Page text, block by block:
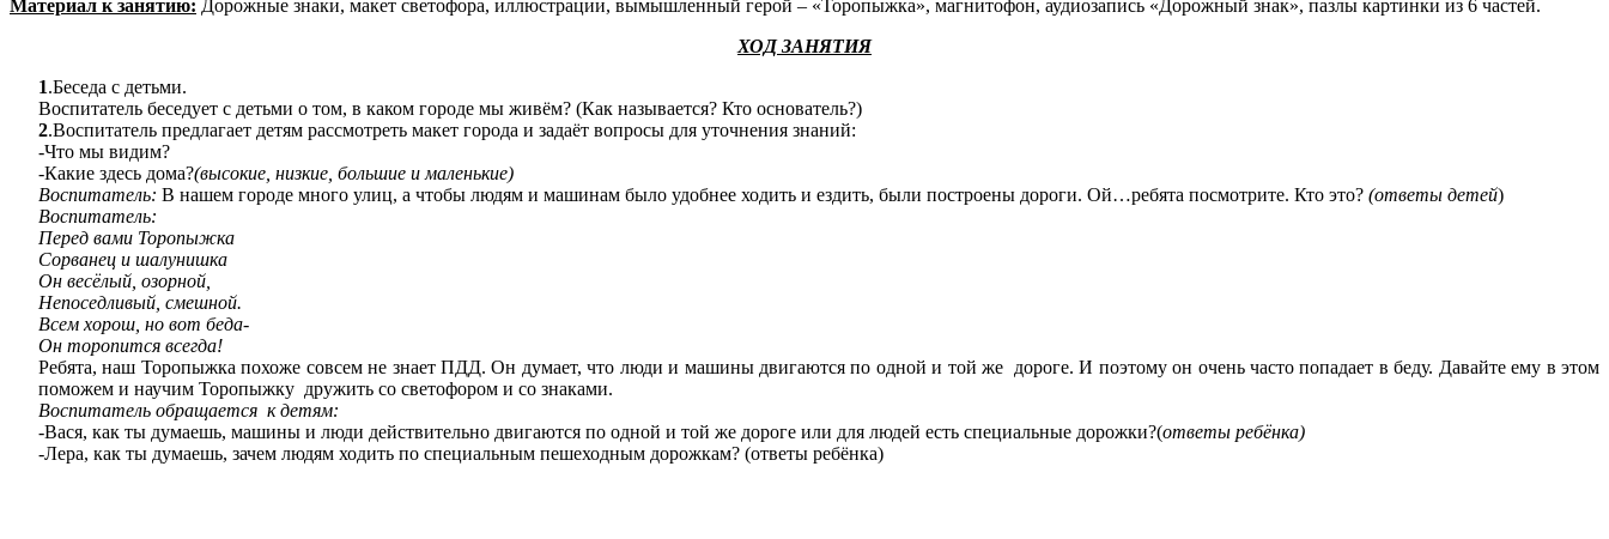
Материал к занятию: Дорожные знаки, макет светофора, иллюстрации, вымышленный герой – «Торопыжка», магнитофон, аудиозапись «Дорожный знак», пазлы картинки из 6 частей.
ХОД ЗАНЯТИЯ
1.Беседа с детьми.
Воспитатель беседует с детьми о том, в каком городе мы живём? (Как называется? Кто основатель?)
2.Воспитатель предлагает детям рассмотреть макет города и задаёт вопросы для уточнения знаний:
-Что мы видим?
-Какие здесь дома?(высокие, низкие, большие и маленькие)
Воспитатель: В нашем городе много улиц, а чтобы людям и машинам было удобнее ходить и ездить, были построены дороги. Ой…ребята посмотрите. Кто это? (ответы детей)
Воспитатель:
Перед вами Торопыжка
Сорванец и шалунишка
Он весёлый, озорной,
Непоседливый, смешной.
Всем хорош, но вот беда-
Он торопится всегда!
Ребята, наш Торопыжка похоже совсем не знает ПДД. Он думает, что люди и машины двигаются по одной и той же дороге. И поэтому он очень часто попадает в беду. Давайте ему в этом
поможем и научим Торопыжку дружить со светофором и со знаками.
Воспитатель обращается к детям:
-Вася, как ты думаешь, машины и люди действительно двигаются по одной и той же дороге или для людей есть специальные дорожки?(ответы ребёнка)
-Лера, как ты думаешь, зачем людям ходить по специальным пешеходным дорожкам? (ответы ребёнка)